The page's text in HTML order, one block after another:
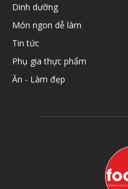
Dinh dưỡng
Món ngon dễ làm
Tin tức
Phụ gia thực phẩm
Ăn - Làm đẹp